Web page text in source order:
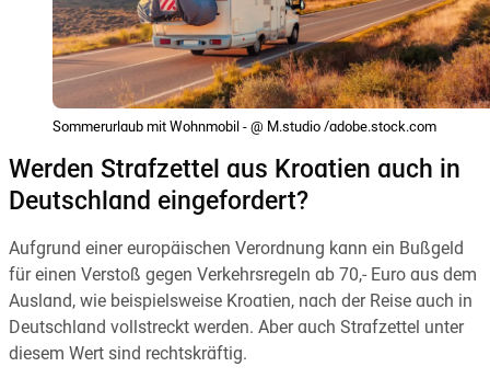
Sommerurlaub mit Wohnmobil - @ M.studio /adobe.stock.com
Werden Strafzettel aus Kroatien auch in
Deutschland eingefordert?
Aufgrund einer europäischen Verordnung kann ein Bußgeld
für einen Verstoß gegen Verkehrsregeln ab 70,- Euro aus dem
Ausland, wie beispielsweise Kroatien, nach der Reise auch in
Deutschland vollstreckt werden. Aber auch Strafzettel unter
diesem Wert sind rechtskräftig.